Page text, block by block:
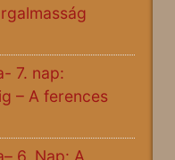
7. nap:
– A ferences
6. Nap: A